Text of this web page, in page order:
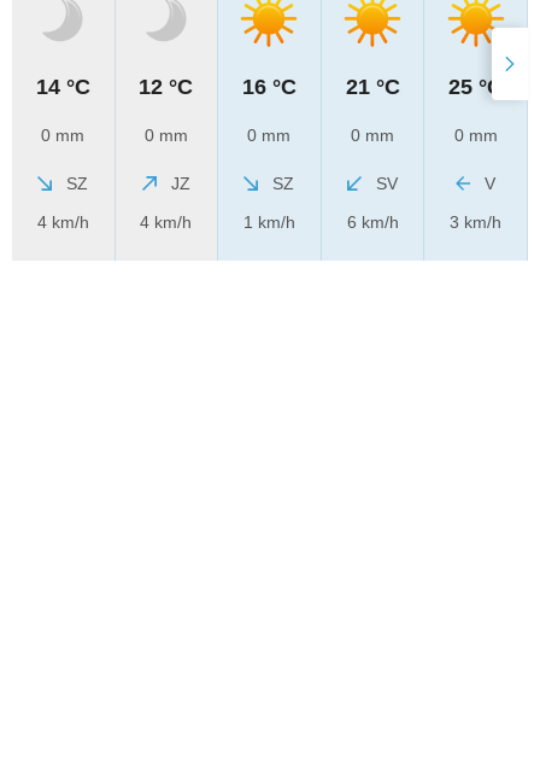
14 °C
0 mm
SZ
4 km/h
12 °C
0 mm
JZ
4 km/h
16 °C
0 mm
SZ
1 km/h
21 °C
0 mm
SV
6 km/h
25 °C
0 mm
V
3 km/h